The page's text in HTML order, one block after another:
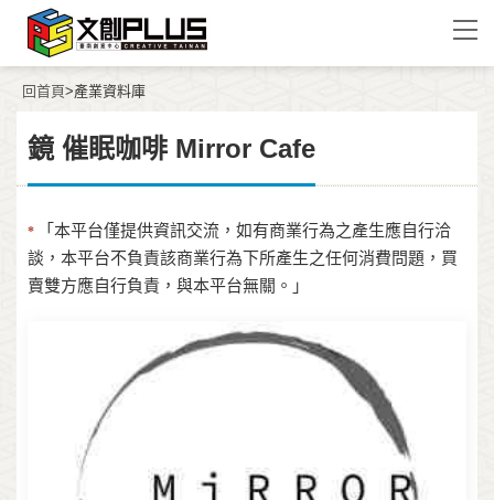
回首頁>產業資料庫
鏡 催眠咖啡 Mirror Cafe
*
「本平台僅提供資訊交流，如有商業行為之產生應自行洽
談，本平台不負責該商業行為下所產生之任何消費問題，買
賣雙方應自行負責，與本平台無關。」